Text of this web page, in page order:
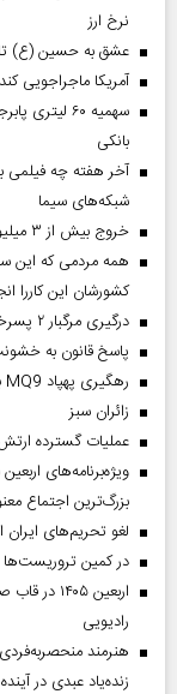
نرخ ارز
عشق به حسین (ع)
آمریکا ماجراجویی
سهمیه ۶۰
بانکی
آخر هفته چه فیلمی
شبکه‌های سیما
خروج بیش از ۳ میلیون زائر از تمام مرز‌های کشور
همه مردمی که این
کشورشان این کاررا
درگیری مرگبار ۲ پسرخاله در پارک
پاسخ قانون به
رهگیری پهپاد MQ9 بر فراز تنگه هرمز
‌زائران سبز
عملیات گسترده
ویژه‌برنامه‌های
بزرگ‌ترین اجتماع
لغو تحریم‌های
در کمین تروریست‌ها
اربعین
رادیویی
زنده‌یاد عبدی در